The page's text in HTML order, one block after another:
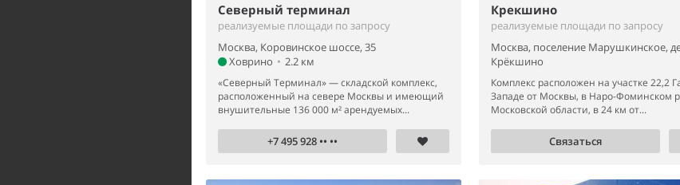
Северный терминал
реализуемые площади по запросу
Москва, Коровинское шоссе, 35
Ховрино • 2.2 км
«Северный Терминал» — складской комплекс,
расположенный на севере Москвы и имеющий
внушительные 136 000 м² арендуемых...
+7 495 928 •• ••
Крекшино
реализуемые площади по запросу
Москва, поселение Марушкинское,
Крёкшино
Комплекс расположен на участке 22,2
Западе от Москвы, в Наро-Фоминском
Московской области, в 24 км от...
Связаться